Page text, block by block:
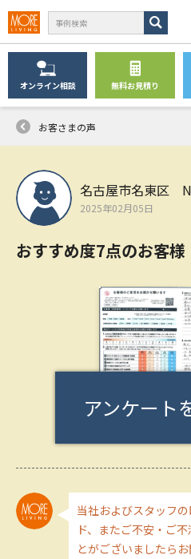
オンライン相談 無料お見積り
お客さまの声
名古屋市名東区
2025年02月05日
おすすめ度7点のお客様
アンケート
当社およびスタッフ
ド、またご不安・ご
とがございましたらお